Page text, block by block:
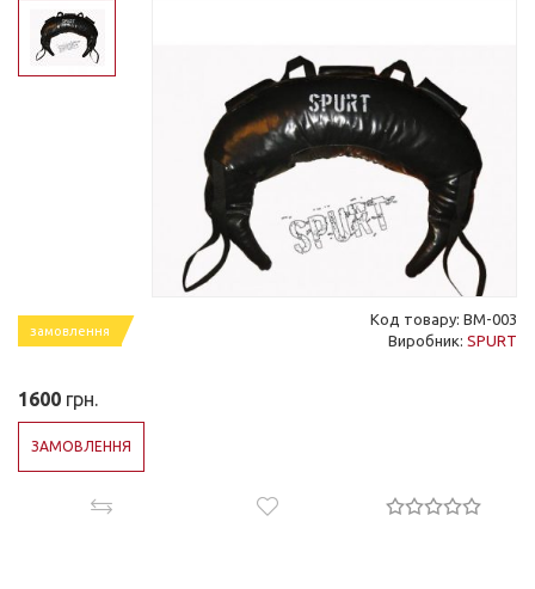
замовлення
Код товару: BM-003
Виробник: SPURT
1600 грн.
ЗАМОВЛЕННЯ